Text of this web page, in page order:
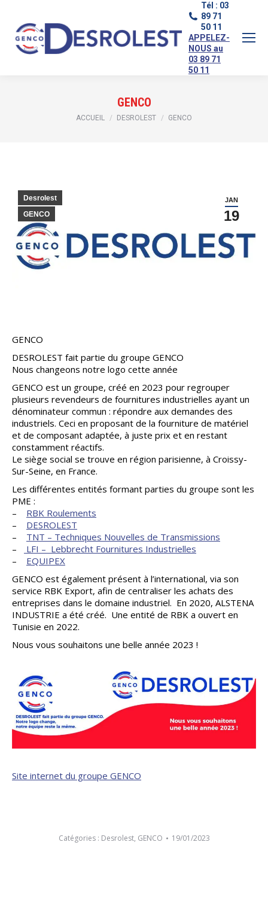
Tél : 03
89 71
50 11
APPELEZ-
NOUS au
03 89 71
50 11
GENCO
Vous êtes ici :
ACCUEIL DESROLEST GENCO
JAN
19
Desrolest
GENCO
GENCO
DESROLEST fait partie du groupe GENCO
Nous changeons notre logo cette année
GENCO est un groupe, créé en 2023 pour regrouper
plusieurs revendeurs de fournitures industrielles ayant un
dénominateur commun : répondre aux demandes des
industriels. Ceci en proposant de la fourniture de matériel
et de composant adaptée, à juste prix et en restant
constamment réactifs.
Le siège social se trouve en région parisienne, à Croissy-
Sur-Seine, en France.
Les différentes entités formant parties du groupe sont les
PME :
– RBK Roulements
– DESROLEST
– TNT – Techniques Nouvelles de Transmissions
–
LFI – Lebbrecht Fournitures Industrielles
– EQUIPEX
GENCO est également présent à l’international, via son
service RBK Export, afin de centraliser les achats des
entreprises dans le domaine industriel. En 2020, ALSTENA
INDUSTRIE a été créé. Une entité de RBK a ouvert en
Tunisie en 2022.
Nous vous souhaitons une belle année 2023 !
Site internet du groupe GENCO
Catégories : Desrolest, GENCO 19/01/2023